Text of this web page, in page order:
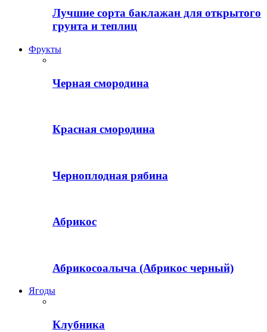
Лучшие сорта баклажан для открытого
грунта и теплиц
Фрукты
Черная смородина
Красная смородина
Черноплодная рябина
Абрикос
Абрикосоалыча (Абрикос черный)
Ягоды
Клубника